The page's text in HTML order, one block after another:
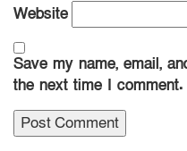
Website
Save my name, email,
the next time I comment.